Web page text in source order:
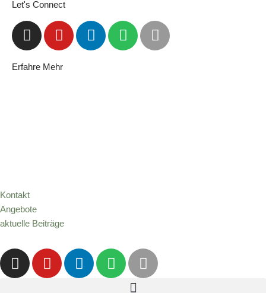
Let's Connect
Erfahre Mehr
Kontakt
Angebote
aktuelle Beiträge